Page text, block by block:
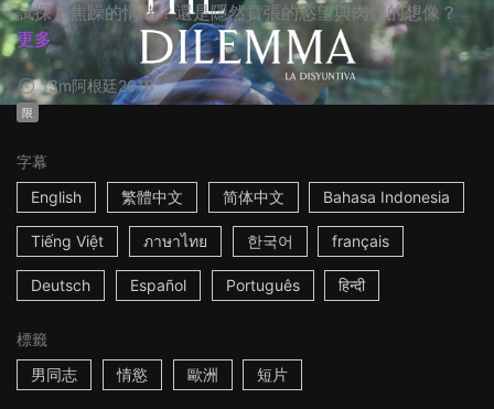
試探？焦躁的情緒？還是隱然賁張的慾望與肉體的想像？
更多
13m阿根廷2018
限
字幕
English
繁體中文 简体中文 Bahasa Indonesia
Tiếng Việt ภาษาไทย 한국어 français
Deutsch Español Português हिन्दी
標籤
男同志
情慾 歐洲 短片